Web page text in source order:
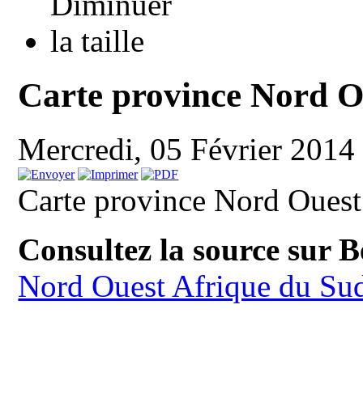
Carte province Nord
Mercredi, 05 Février
Carte province Nord
Consultez la source sur
Nord Ouest Afrique du